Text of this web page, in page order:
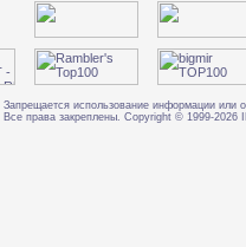
Запрещается использование информации или
Все права закреплены. Copyright © 1999-